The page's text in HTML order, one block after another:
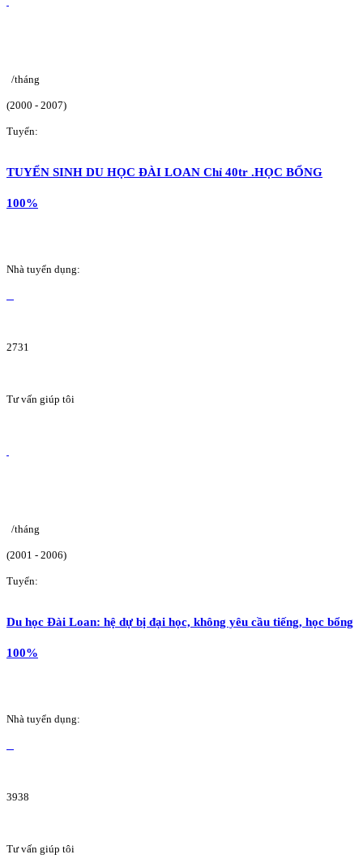
/tháng
(2000 - 2007)
Tuyển:
TUYỂN SINH DU HỌC ĐÀI LOAN Chỉ 40tr .HỌC BỔNG
100%
Nhà tuyển dụng:
2731
Tư vấn giúp tôi
/tháng
(2001 - 2006)
Tuyển:
Du học Đài Loan: hệ dự bị đại học, không yêu cầu tiếng, học bổng
100%
Nhà tuyển dụng:
3938
Tư vấn giúp tôi